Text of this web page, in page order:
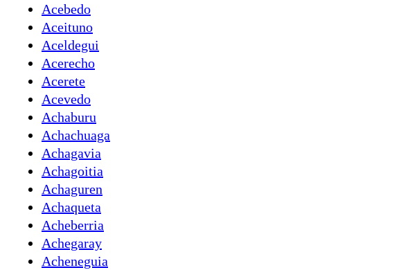
Acebedo
Aceituno
Aceldegui
Acerecho
Acerete
Acevedo
Achaburu
Achachuaga
Achagavia
Achagoitia
Achaguren
Achaqueta
Acheberria
Achegaray
Acheneguia